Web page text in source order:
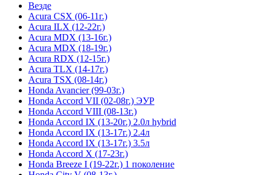
Везде
Acura CSX (06-11г.)
Acura ILX (12-22г.)
Acura MDX (13-16г.)
Acura MDX (18-19г.)
Acura RDX (12-15г.)
Acura TLX (14-17г.)
Acura TSX (08-14г.)
Honda Avancier (99-03г.)
Honda Accord VII (02-08г.) ЭУР
Honda Accord VIII (08-13г.)
Honda Accord IX (13-20г.) 2.0л hybrid
Honda Accord IX (13-17г.) 2.4л
Honda Accord IX (13-17г.) 3.5л
Honda Accord X (17-23г.)
Honda Breeze I (19-22г.) 1 поколение